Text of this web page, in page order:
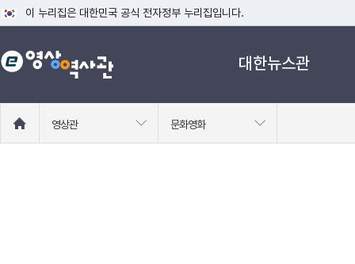
이 누리집은 대한민국 공식 전자정부 누리집입니다.
공식 누리집 주소 확인하기
go.kr 주소를 사용하는 누리집은 대한민국 정부기관이 관리하는 누리집입니
대한뉴스관
로
영상관 문화영화